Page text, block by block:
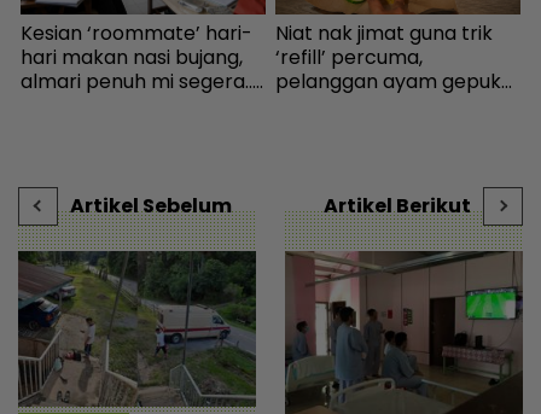
Kesian ‘roommate’ hari-
hari makan nasi bujang,
almari penuh mi segera...
Niat nak jimat guna trik
‘refill’ percuma,
pelanggan ayam gepuk
Artikel Sebelum
Artikel Berikut